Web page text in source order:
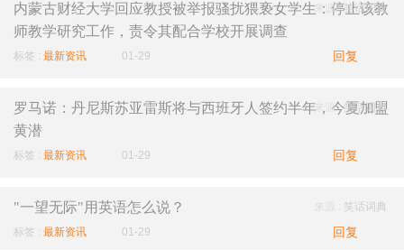
内蒙古财经大学回应教授被举报骚扰猥亵女学生：停止该教
师教学研究工作，责令其配合学校开展调查
标签 : 最新资讯 01-29 回复
来源 :笑话词典
罗马诺：丹尼斯苏亚雷斯将与西班牙人签约半年，今夏加盟
黄潜
标签 : 最新资讯 01-29 回复
来源 :笑话词典
"一望无际"用英语怎么说？
标签 : 最新资讯 01-29 回复
笑话词典